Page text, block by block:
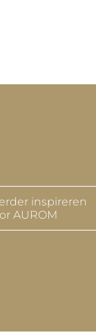
inspireren
AUROM